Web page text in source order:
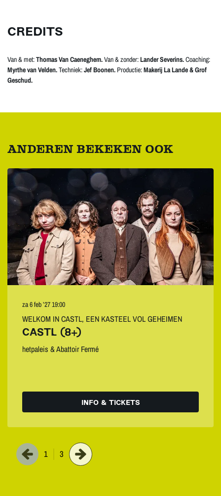
CREDITS
Van & met:Thomas Van Caeneghem.Van & zonder:Lander Severins.Coaching:
Myrthe van Velden.Techniek:Jef Boonen. Productie:Makerij La Lande & Grof
Geschud.
ANDEREN BEKEKEN OOK
CASTL (8+)
hetpaleis & Abattoir Fermé
WELKOM IN CASTL, EEN KASTEEL VOL GEHEIMEN
za 6 feb ’2719:00
INFO & TICKETS
1 3